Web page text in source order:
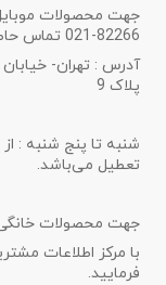
جهت محصولات موبایل
82266-021 تماس حاصل فرمایید.
آدرس : تهران-
پلاک 9
تعطیل می‌باشد.
جهت محصولات
فرمایید.